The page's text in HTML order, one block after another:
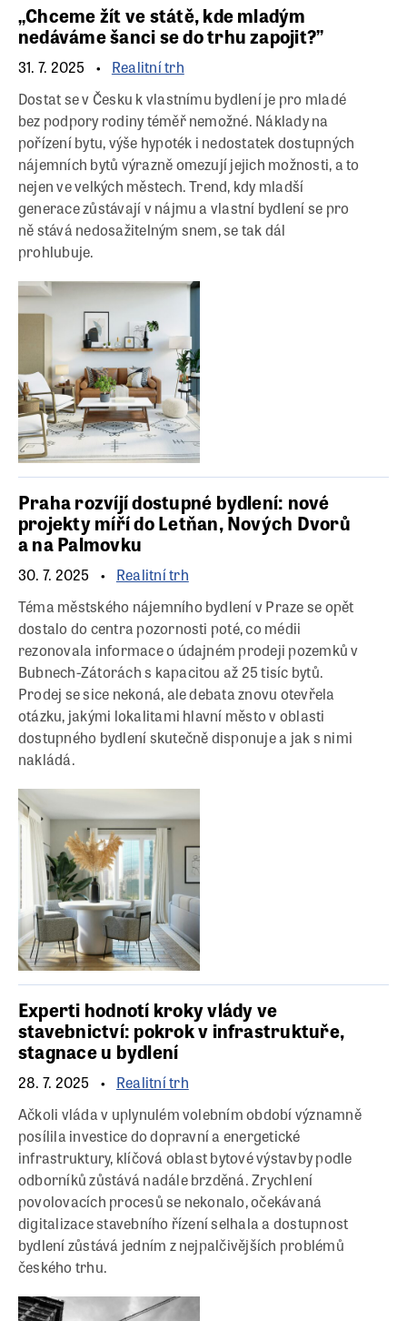
„Chceme žít ve státě, kde mladým
nedáváme šanci se do trhu zapojit?”
31. 7. 2025
Realitní trh
Dostat se v Česku k vlastnímu bydlení je pro mladé
bez podpory rodiny téměř nemožné. Náklady na
pořízení bytu, výše hypoték i nedostatek dostupných
nájemních bytů výrazně omezují jejich možnosti, a to
nejen ve velkých městech. Trend, kdy mladší
generace zůstávají v nájmu a vlastní bydlení se pro
ně stává nedosažitelným snem, se tak dál
prohlubuje.
Praha rozvíjí dostupné bydlení: nové
projekty míří do Letňan, Nových Dvorů
a na Palmovku
30. 7. 2025
Realitní trh
Téma městského nájemního bydlení v Praze se opět
dostalo do centra pozornosti poté, co médii
rezonovala informace o údajném prodeji pozemků v
Bubnech-Zátorách s kapacitou až 25 tisíc bytů.
Prodej se sice nekoná, ale debata znovu otevřela
otázku, jakými lokalitami hlavní město v oblasti
dostupného bydlení skutečně disponuje a jak s nimi
nakládá.
Experti hodnotí kroky vlády ve
stavebnictví: pokrok v infrastruktuře,
stagnace u bydlení
28. 7. 2025
Realitní trh
Ačkoli vláda v uplynulém volebním období významně
posílila investice do dopravní a energetické
infrastruktury, klíčová oblast bytové výstavby podle
odborníků zůstává nadále brzděná. Zrychlení
povolovacích procesů se nekonalo, očekávaná
digitalizace stavebního řízení selhala a dostupnost
bydlení zůstává jedním z nejpalčivějších problémů
českého trhu.